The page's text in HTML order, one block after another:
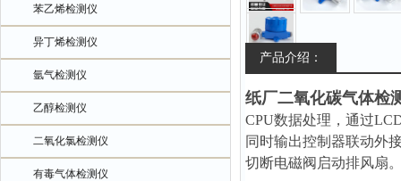
苯乙烯检测仪
异丁烯检测仪
氩气检测仪
乙醇检测仪
二氧化氯检测仪
有毒气体检测仪
产品介绍：
纸厂二氧化碳气体检
CPU数据处理，通过
同时输出控制器联动外
切断电磁阀启动排风扇